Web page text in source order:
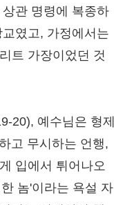
관 명령에 복종하
였고, 가정에서는
트 가장이었던 것
20), 예수님은 형제
고 무시하는 언행,
입에서 튀어나오
놈'이라는 욕설 자